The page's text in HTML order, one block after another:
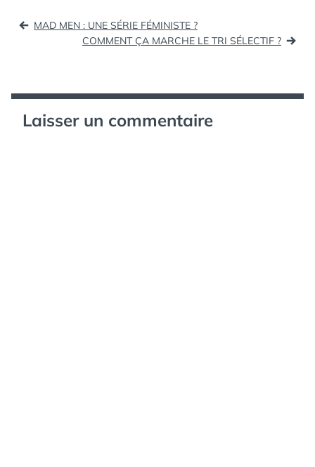
Navigation
MAD MEN : UNE SÉRIE FÉMINISTE ?
COMMENT ÇA MARCHE LE TRI SÉLECTIF ?
Laisser un commentaire